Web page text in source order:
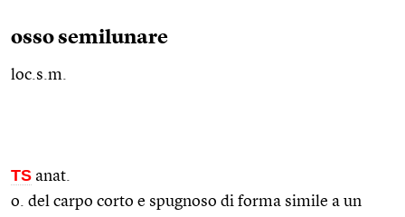
osso semilunare
loc.s.m.
TS anat.
o. del carpo corto e spugnoso di forma simile a un